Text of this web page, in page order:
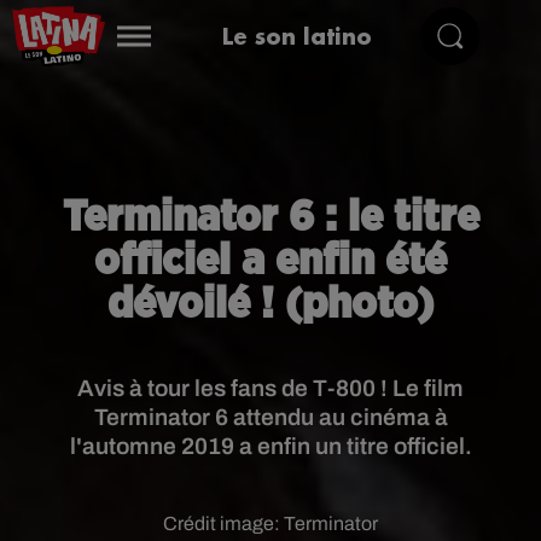
Le son latino
Terminator 6 : le titre
officiel a enfin été
dévoilé ! (photo)
Avis à tour les fans de T-800 ! Le film
Terminator 6 attendu au cinéma à
l'automne 2019 a enfin un titre officiel.
Crédit image: Terminator